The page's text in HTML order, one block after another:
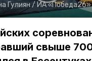
Гулиян / ИА «Победа26»
свыше